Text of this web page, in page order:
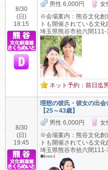
8/30
(日)
18:15
男性 6,000円
女
※会場案内：熊谷文化創
トも開催されている文
埼玉県熊谷市拾六間111-
ネット予約：前日迄
8/30
(日)
19:45
理想の彼氏・彼女の出
【25～43歳】
男性 6,000円
女
※会場案内：熊谷文化創
トも開催されている文
埼玉県熊谷市拾六間111-